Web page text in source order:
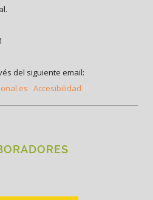
del siguiente email:
Accesibilidad